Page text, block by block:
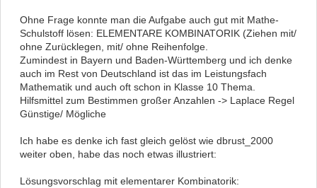
Ohne Frage konnte man die Aufgabe auch gut mit Mathe-
Schulstoff lösen: ELEMENTARE KOMBINATORIK (Ziehen mit/
ohne Zurücklegen, mit/ ohne Reihenfolge.
Zumindest in Bayern und Baden-Württemberg und ich denke
auch im Rest von Deutschland ist das im Leistungsfach
Mathematik und auch oft schon in Klasse 10 Thema.
Hilfsmittel zum Bestimmen großer Anzahlen -> Laplace Regel
Günstige/ Mögliche
Ich habe es denke ich fast gleich gelöst wie dbrust_2000
weiter oben, habe das noch etwas illustriert:
Lösungsvorschlag mit elementarer Kombinatorik: